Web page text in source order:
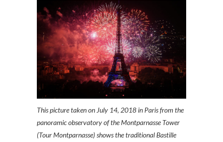
This picture taken on July 14, 2018 in Paris from the
panoramic observatory of the Montparnasse Tower
(Tour Montparnasse) shows the traditional Bastille